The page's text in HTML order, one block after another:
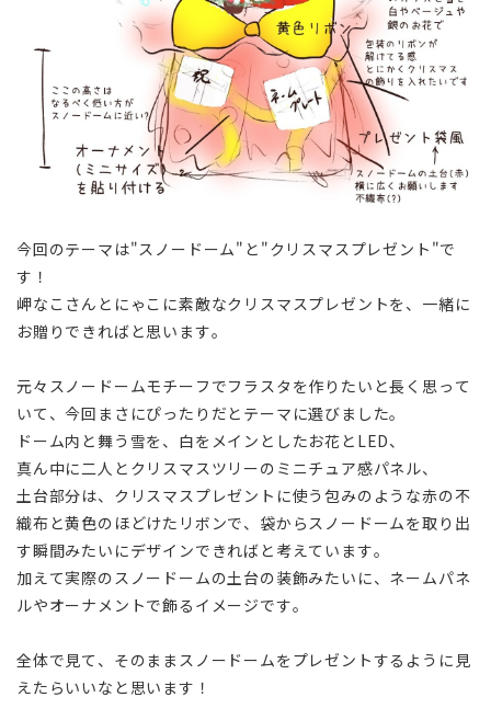
今回のテーマは"スノードーム"と"クリスマスプレゼント"で
す！
岬なこさんとにゃこに素敵なクリスマスプレゼントを、一緒に
お贈りできればと思います。
元々スノードームモチーフでフラスタを作りたいと長く思って
いて、今回まさにぴったりだとテーマに選びました。
ドーム内と舞う雪を、白をメインとしたお花とLED、
真ん中に二人とクリスマスツリーのミニチュア感パネル、
土台部分は、クリスマスプレゼントに使う包みのような赤の不
織布と黄色のほどけたリボンで、袋からスノードームを取り出
す瞬間みたいにデザインできればと考えています。
加えて実際のスノードームの土台の装飾みたいに、ネームパネ
ルやオーナメントで飾るイメージです。
全体で見て、そのままスノードームをプレゼントするように見
えたらいいなと思います！